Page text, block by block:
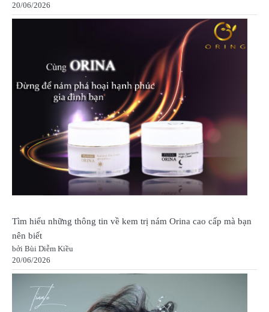
20/06/2026
Tìm hiểu những thông tin về kem trị nám Orina cao cấp mà bạn
nên biết
bởi Bùi Diễm Kiều
20/06/2026